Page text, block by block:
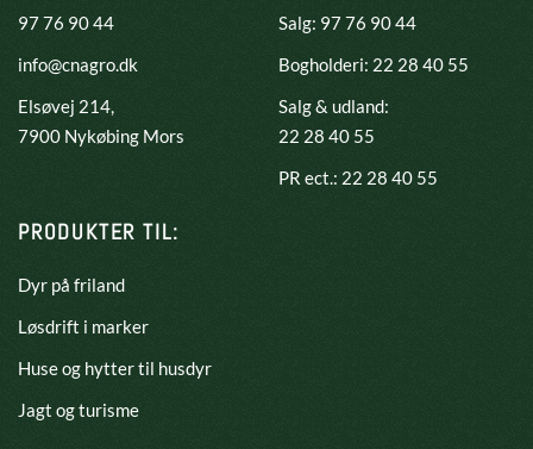
97 76 90 44
info@cnagro.dk
Elsøvej 214,
​7900 Nykøbing Mors
Salg: 97 76 90 44
Bogholderi: 22 28 40 55
Salg & udland:
22 28 40 55
PR ect.: 22 28 40 55
PRODUKTER TIL:
Dyr på friland
Løsdrift i marker
Huse og hytter til husdyr
Jagt og turisme